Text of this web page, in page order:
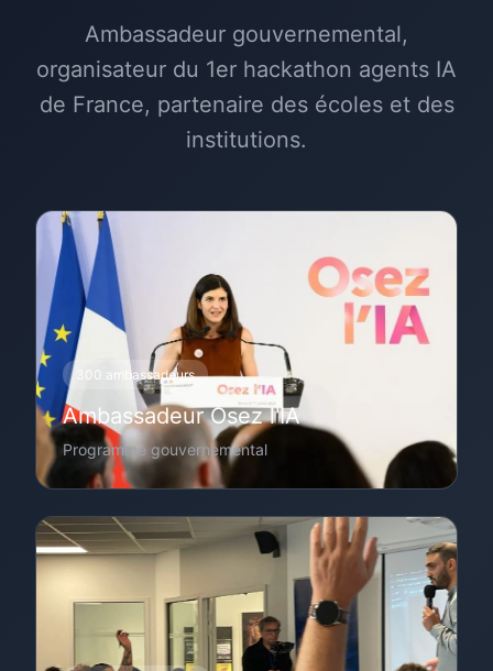
Ambassadeur gouvernemental,
organisateur du 1er hackathon agents IA
de France, partenaire des écoles et des
institutions.
300 ambassadeurs
Ambassadeur Osez l'IA
Programme gouvernemental